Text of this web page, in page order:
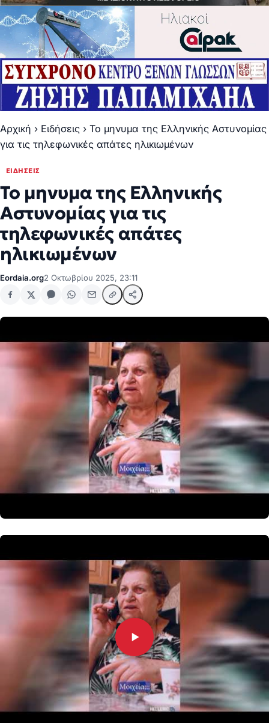
Αρχική › Ειδήσεις › Το μηνυμα της Ελληνικής Αστυνομίας
για τις τηλεφωνικές απάτες ηλικιωμένων
ΕΙΔΉΣΕΙΣ
Το μηνυμα της Ελληνικής
Αστυνομίας για τις
τηλεφωνικές απάτες
ηλικιωμένων
Eordaia.org2 Οκτωβρίου 2025, 23:11